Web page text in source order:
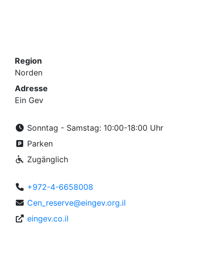
Region
Norden
Adresse
Ein Gev
Sonntag - Samstag: 10:00-18:00 Uhr
Parken
Zugänglich
+972-4-6658008
Cen_reserve@eingev.org.il
eingev.co.il